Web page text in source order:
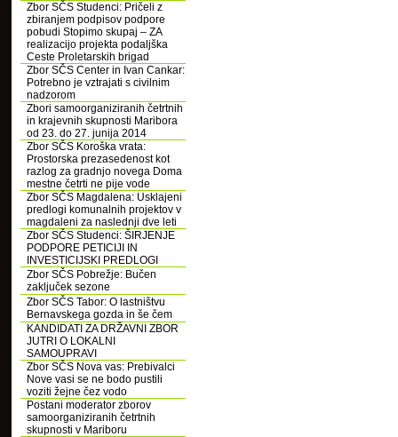
Zbor SČS Studenci: Pričeli z
zbiranjem podpisov podpore
pobudi Stopimo skupaj – ZA
realizacijo projekta podaljška
Ceste Proletarskih brigad
Zbor SČS Center in Ivan Cankar:
Potrebno je vztrajati s civilnim
nadzorom
Zbori samoorganiziranih četrtnih
in krajevnih skupnosti Maribora
od 23. do 27. junija 2014
Zbor SČS Koroška vrata:
Prostorska prezasedenost kot
razlog za gradnjo novega Doma
mestne četrti ne pije vode
Zbor SČS Magdalena: Usklajeni
predlogi komunalnih projektov v
magdaleni za naslednji dve leti
Zbor SČS Studenci: ŠIRJENJE
PODPORE PETICIJI IN
INVESTICIJSKI PREDLOGI
Zbor SČS Pobrežje: Bučen
zaključek sezone
Zbor SČS Tabor: O lastništvu
Bernavskega gozda in še čem
KANDIDATI ZA DRŽAVNI ZBOR
JUTRI O LOKALNI
SAMOUPRAVI
Zbor SČS Nova vas: Prebivalci
Nove vasi se ne bodo pustili
voziti žejne čez vodo
Postani moderator zborov
samoorganiziranih četrtnih
skupnosti v Mariboru